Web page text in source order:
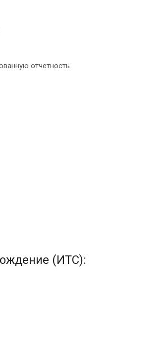
отчетность
(ИТС):